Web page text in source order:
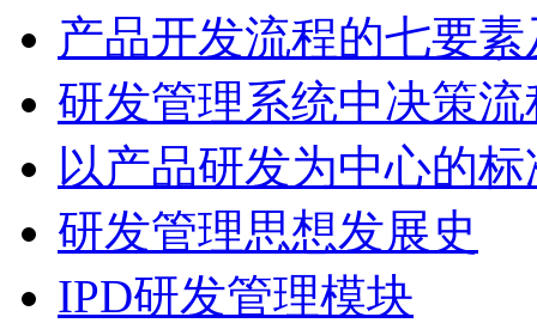
产品开发流程的七要
研发管理系统中决策
以产品研发为中心的
研发管理思想发展史
IPD研发管理模块